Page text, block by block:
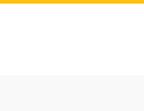
Skip